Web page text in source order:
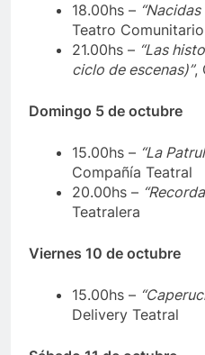
18.00hs –
Teatro
21.00hs – “Las
ciclo de escenas)”,
Domingo 5 de octubre
15.00hs – “La
Compañía Teatral
20.00hs –
Teatralera
Viernes 10 de octubre
15.00hs –
Delivery Teatral